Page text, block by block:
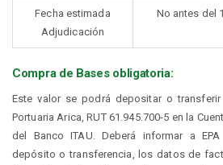
Fecha estimada
Adjudicación
No antes del
Compra de Bases obligatoria:
Este valor se podrá depositar o
Portuaria Arica, RUT 61.945.700-5 en la
del Banco ITAU. Deberá informar a
depósito o transferencia, los datos de